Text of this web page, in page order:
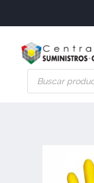
Central de Suministros Gspath
Suministros y soluciones integrales para su empresa o negocio